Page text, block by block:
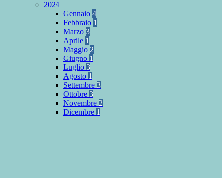
2024
Gennaio 4
Febbraio 1
Marzo 3
Aprile 1
Maggio 2
Giugno 1
Luglio 3
Agosto 1
Settembre 3
Ottobre 3
Novembre 2
Dicembre 1